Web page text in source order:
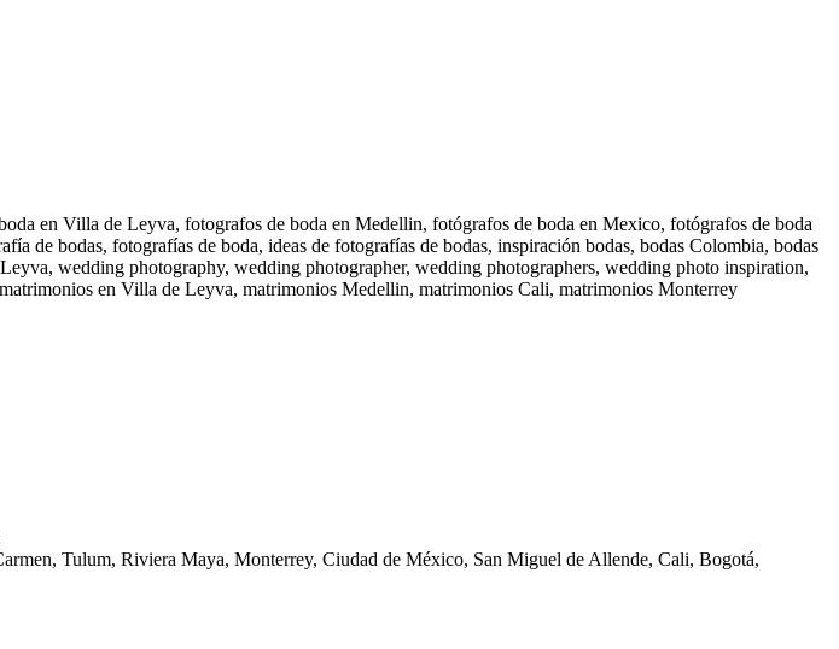
Tulum, Riviera Maya, Monterrey, Ciudad de México, San Miguel de Allende, Cali, Bogotá,